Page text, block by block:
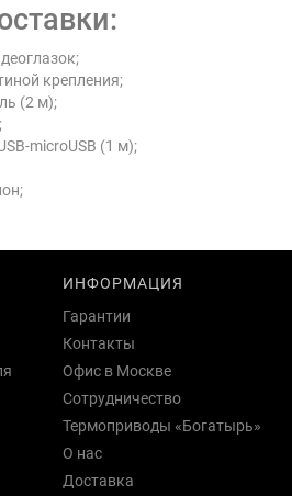
крепления;
(2 м);
microUSB (1 м);
ИНФОРМАЦИЯ
Гарантии
Контакты
Офис в Москве
Сотрудничество
Термоприводы «Богатырь»
О нас
Доставка